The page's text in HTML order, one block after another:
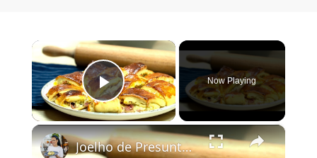
×
Play Video
Now Playing
×
Joelho de Presunto e Queijo: Receita de Enroladinho Fofinho